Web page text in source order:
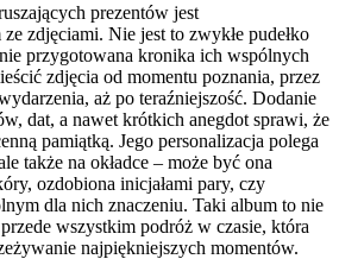
prezentów jest
zdjęciami. Nie jest to zwykłe pudełko
przygotowana kronika ich wspólnych
zdjęcia od momentu poznania, przez
aż po teraźniejszość. Dodanie
dat, a nawet krótkich anegdot sprawi, że
pamiątką. Jego personalizacja polega
także na okładce – może być ona
ozdobiona inicjałami pary, czy
dla nich znaczeniu. Taki album to nie
wszystkim podróż w czasie, która
najpiękniejszych momentów.